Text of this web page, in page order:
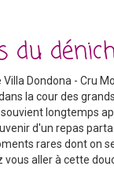
du
Villa Dondona - Cru
la cour des
longtemps
d'un repas
rares dont on
vous aller à cette